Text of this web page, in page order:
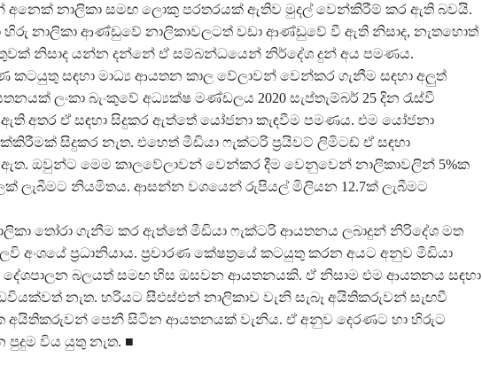
නාලිකා සමඟ ලොකු පරතරයක් ඇතිව මුදල් වෙන්කිරීම් කර ඇති බවයි.
හිරු නාලිකා ආණ්ඩුවේ නාලිකාවලටත් වඩා ආණ්ඩුවේ වී ඇති නිසාද, නැතහොත්
නිසාද යන්න දන්නේ ඒ සම්බන්ධයෙන් නිර්දේශ දුන් අය පමණය.
කටයුතු සඳහා මාධ්‍ය ආයතන කාල වේලාවන් වෙන්කර ගැනීම සඳහා අලුත්
ලංකා බැංකුවේ අධ්‍යක්ෂ මණ්ඩලය 2020 සැප්තැම්බර් 25 දින රැස්වී
අතර ඒ සඳහා සිදුකර ඇත්තේ යෝජනා කැඳවීම පමණය. එම යෝජනා
සිදුකර නැත. එහෙත් මීඩියා ෆැක්ටරි ප්‍රයිවට් ලිමිටඩ් ඒ සඳහා
ඔවුන්ට මෙම කාලවේලාවන් වෙන්කර දීම වෙනුවෙන් නාලිකාවලින් 5%ක
ලැබීමට නියමිතය. ආසන්න වශයෙන් රුපියල් මිලියන 12.7ක් ලැබීමට
තෝරා ගැනීම කර ඇත්තේ මීඩියා ෆැක්ටරි ආයතනය ලබාදුන් නිරිදේශ මත
අංශයේ ප්‍රධානියාය. ප්‍රචාරණ කේෂත්‍රයේ කටයුතු කරන අයට අනුව මීඩියා
දේශපාලන බලයත් සමඟ හිස ඔසවන ආයතනයකි. ඒ නිසාම එම ආයතනය සඳහා
නැත. හරියට සීඑස්එන් නාලිකාව වැනි සැබෑ අයිතිකරුවන් සැඟවී
අයිතිකරුවන් පෙනී සිටින ආයතනයක් වැනිය. ඒ අනුව දෙරණට හා හිරුට
පුදුම විය යුතු නැත. ■